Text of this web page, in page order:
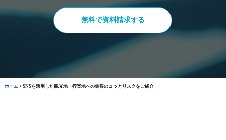
無料で資料請求する
ホーム> SNSを活用した観光地・行楽地への集客のコツとリスクをご紹介